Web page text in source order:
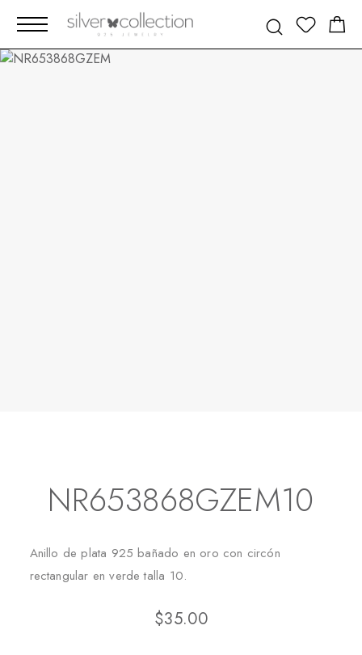
NR653868GZEM10
Anillo de plata 925 bañado en oro con circón
rectangular en verde talla 10.
$35.00